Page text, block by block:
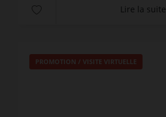
Lire la suite
PROMOTION / VISITE VIRTUELLE